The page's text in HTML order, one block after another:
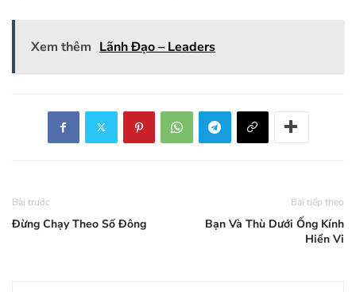
Xem thêm Lãnh Đạo – Leaders
Bài trước
Đừng Chạy Theo Số Đông
Bài tiếp theo
Bạn Và Thù Dưới Ống Kính
Hiển Vi